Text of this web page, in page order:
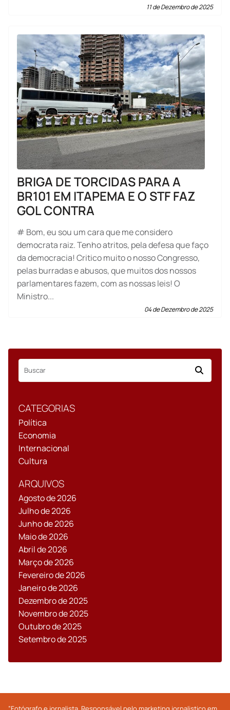
11 de Dezembro de 2025
BRIGA DE TORCIDAS PARA A
BR101 EM ITAPEMA E O STF FAZ
GOL CONTRA
# Bom, eu sou um cara que me considero
democrata raiz. Tenho atritos, pela defesa que faço
da democracia! Critico muito o nosso Congresso,
pelas burradas e abusos, que muitos dos nossos
parlamentares fazem, com as nossas leis! O
Ministro...
04 de Dezembro de 2025
CATEGORIAS
Política
Economia
Internacional
Cultura
ARQUIVOS
Agosto de 2026
Julho de 2026
Junho de 2026
Maio de 2026
Abril de 2026
Março de 2026
Fevereiro de 2026
Janeiro de 2026
Dezembro de 2025
Novembro de 2025
Outubro de 2025
Setembro de 2025